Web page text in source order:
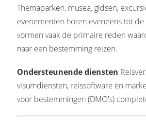
Themaparken, musea, gidsen,
evenementen horen eveneens tot
vormen vaak de primaire reden
naar een bestemming reizen.
Ondersteunende diensten
visumdiensten, reissoftware en
voor bestemmingen (DMO's)